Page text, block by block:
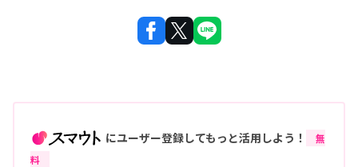
にユーザー登録してもっと活用しよう！
無
料